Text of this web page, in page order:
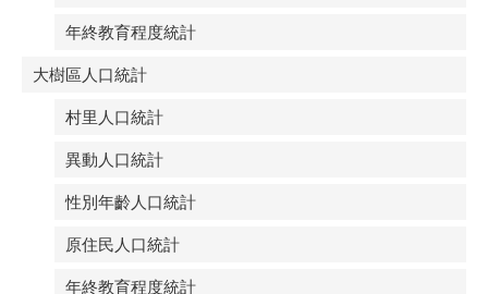
年終教育程度統計
大樹區人口統計
村里人口統計
異動人口統計
性別年齡人口統計
原住民人口統計
年終教育程度統計